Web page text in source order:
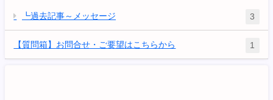
┗過去記事～メッセージ 3
【質問箱】お問合せ・ご要望はこちらから 1